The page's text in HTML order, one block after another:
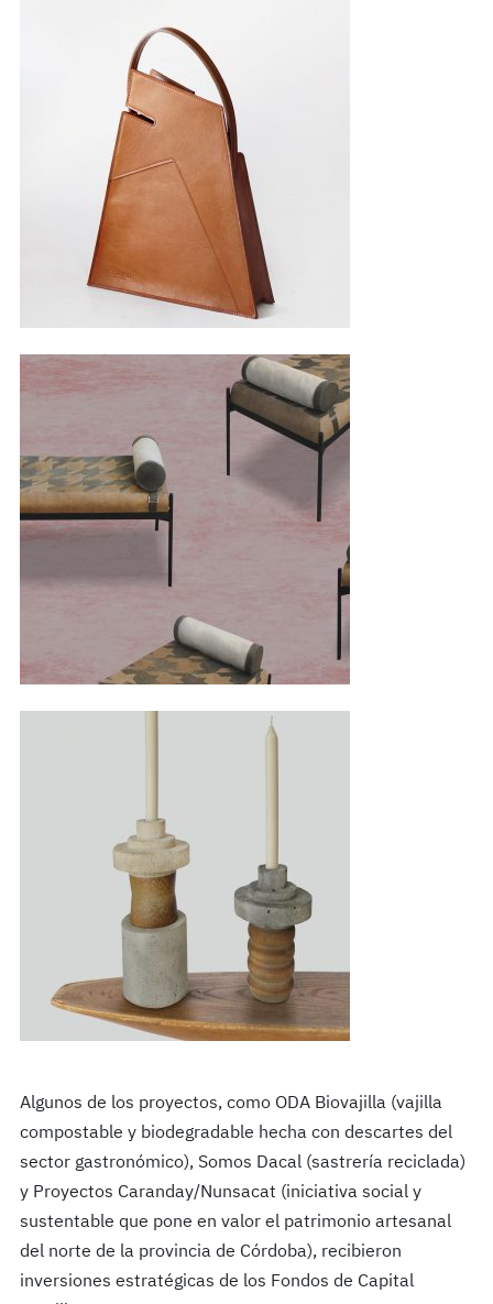
Algunos de los proyectos, como ODA Biovajilla (vajilla
compostable y biodegradable hecha con descartes del
sector gastronómico), Somos Dacal (sastrería reciclada)
y Proyectos Caranday/Nunsacat (iniciativa social y
sustentable que pone en valor el patrimonio artesanal
del norte de la provincia de Córdoba), recibieron
inversiones estratégicas de los Fondos de Capital